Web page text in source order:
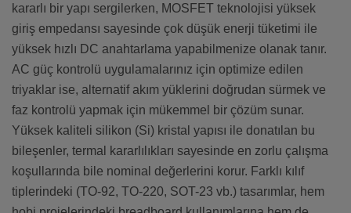
kararlı bir yapı sergilerken, MOSFET teknolojisi yüksek
giriş empedansı sayesinde çok düşük enerji tüketimi ile
yüksek hızlı DC anahtarlama yapabilmenize olanak tanır.
AC güç kontrolü uygulamalarınız için optimize edilen
triyaklar ise, alternatif akım yüklerini doğrudan sürmek ve
faz kontrolü yapmak için mükemmel bir çözüm sunar.
Yüksek kaliteli silikon (Si) kristal yapısı ile donatılan bu
bileşenler, termal kararlılıkları sayesinde en zorlu çalışma
koşullarında bile nominal değerlerini korur. Farklı kılıf
tiplerindeki (TO-92, TO-220, SOT-23 vb.) tasarımlar, hem